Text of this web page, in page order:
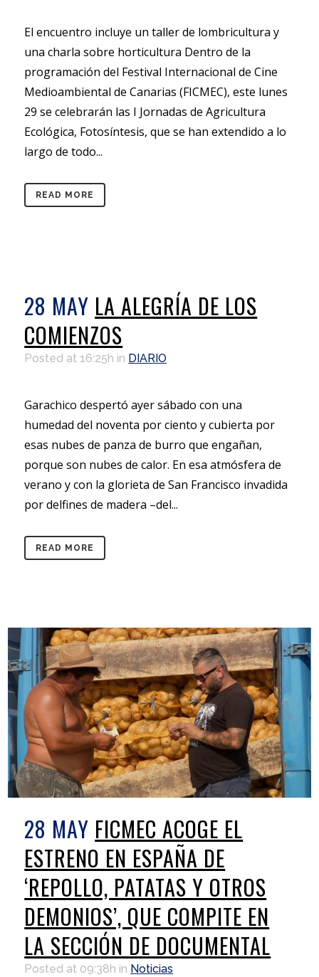
El encuentro incluye un taller de lombricultura y
una charla sobre horticultura Dentro de la
programación del Festival Internacional de Cine
Medioambiental de Canarias (FICMEC), este lunes
29 se celebrarán las I Jornadas de Agricultura
Ecológica, Fotosíntesis, que se han extendido a lo
largo de todo...
READ MORE
28 MAY LA ALEGRÍA DE LOS
COMIENZOS
Posted at 16:25h in DIARIO
Garachico despertó ayer sábado con una
humedad del noventa por ciento y cubierta por
esas nubes de panza de burro que engañan,
porque son nubes de calor. En esa atmósfera de
verano y con la glorieta de San Francisco invadida
por delfines de madera –del...
READ MORE
28 MAY FICMEC ACOGE EL
ESTRENO EN ESPAÑA DE
‘REPOLLO, PATATAS Y OTROS
DEMONIOS’, QUE COMPITE EN
LA SECCIÓN DE DOCUMENTAL
Posted at 09:38h in Noticias